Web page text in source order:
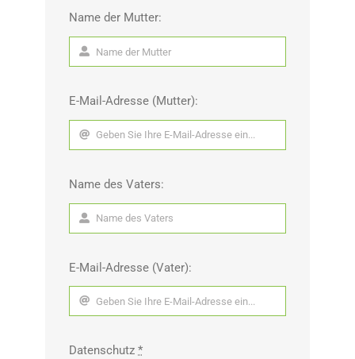
Name der Mutter:
E-Mail-Adresse (Mutter):
Name des Vaters:
E-Mail-Adresse (Vater):
Datenschutz*